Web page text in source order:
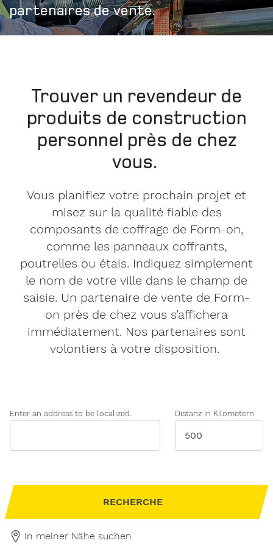
partenaires de vente.
Trouver un revendeur de
produits de construction
personnel près de chez
vous.
Vous planifiez votre prochain projet et
misez sur la qualité fiable des
composants de coffrage de Form-on,
comme les panneaux coffrants,
poutrelles ou étais. Indiquez simplement
le nom de votre ville dans le champ de
saisie. Un partenaire de vente de Form-
on près de chez vous s’affichera
immédiatement. Nos partenaires sont
volontiers à votre disposition.
Enter an address to be localized. Distanz in Kilometern
In meiner Nähe suchen
Message
on.